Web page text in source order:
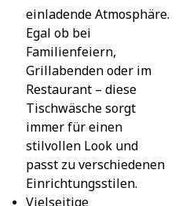
einladende Atmosphäre.
Egal ob bei
Familienfeiern,
Grillabenden oder im
Restaurant – diese
Tischwäsche sorgt
immer für einen
stilvollen Look und
passt zu verschiedenen
Einrichtungsstilen.
Vielseitige